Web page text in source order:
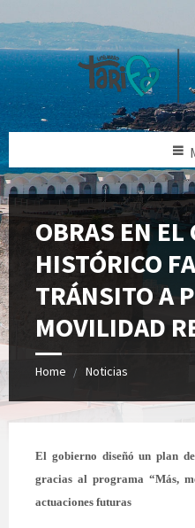
OBRAS EN EL
HISTÓRICO
TRÁNSITO A
MOVILIDAD
Home Noticias
El gobierno diseñó un plan
gracias al programa “Más,
actuaciones futuras